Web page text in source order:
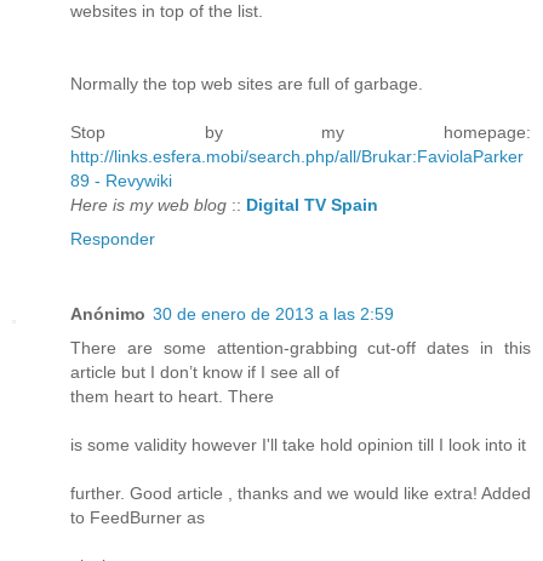
websites in top of the list.
Normally the top web sites are full of garbage.
Stop by my homepage:
http://links.esfera.mobi/search.php/all/Brukar:FaviolaParker
89 - Revywiki
Here is my web blog :: Digital TV Spain
Responder
Anónimo 30 de enero de 2013 a las 2:59
There are some attention-grabbing cut-off dates in this
article but I don’t know if I see all of
them heart to heart. There
is some validity however I'll take hold opinion till I look into it
further. Good article , thanks and we would like extra! Added
to FeedBurner as